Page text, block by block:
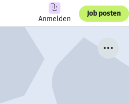
Anmelden
Job posten